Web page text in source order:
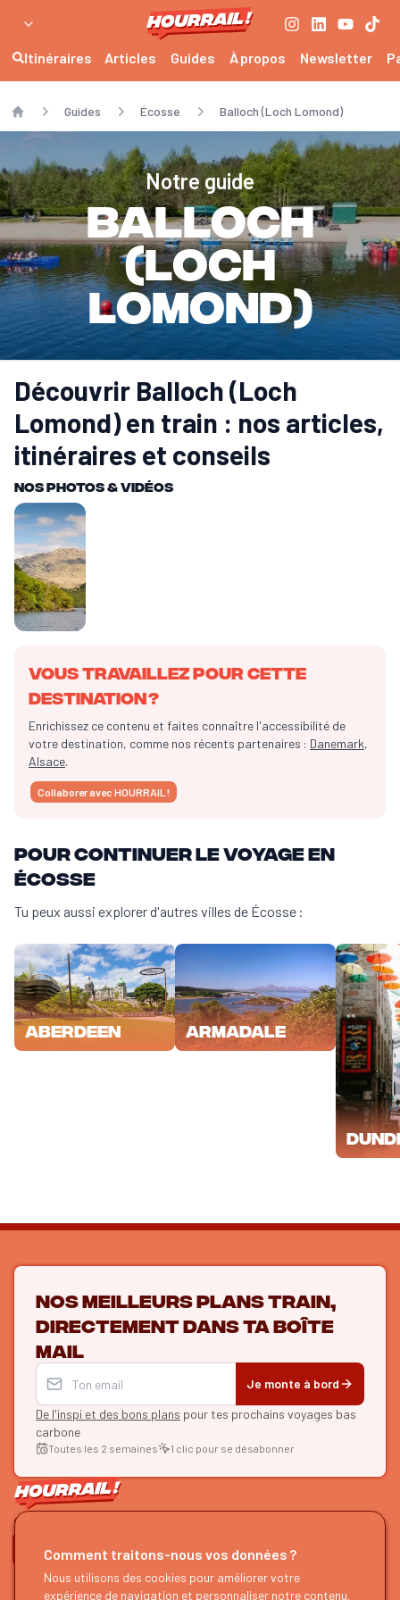
Itinéraires Articles Guides À propos Newsletter
Guides Écosse Balloch (Loch Lomond)
Notre guide
Balloch
(Loch
Lomond)
Découvrir Balloch (Loch
Lomond) en train : nos articles,
itinéraires et conseils
Nos Photos & vidéos
Vous travaillez pour cette
destination ?
Enrichissez ce contenu et faites connaître l'accessibilité de
votre destination, comme nos récents partenaires : Danemark,
Alsace.
Collaborer avec HOURRAIL !
Pour continuer le voyage en
Écosse
Tu peux aussi explorer d'autres villes de Écosse :
Aberdeen Armadale
Nos meilleurs plans train,
directement dans ta boîte
mail
Je monte à bord
De l'inspi et des bons plans pour tes prochains voyages bas
carbone
Toutes les 2 semaines 1 clic pour se désabonner
ON SE SUIT ?
HOURRAIL !
EXPLORER
Comment traitons-nous vos données ?
Nous utilisons des cookies pour améliorer votre
expérience de navigation et personnaliser notre contenu.